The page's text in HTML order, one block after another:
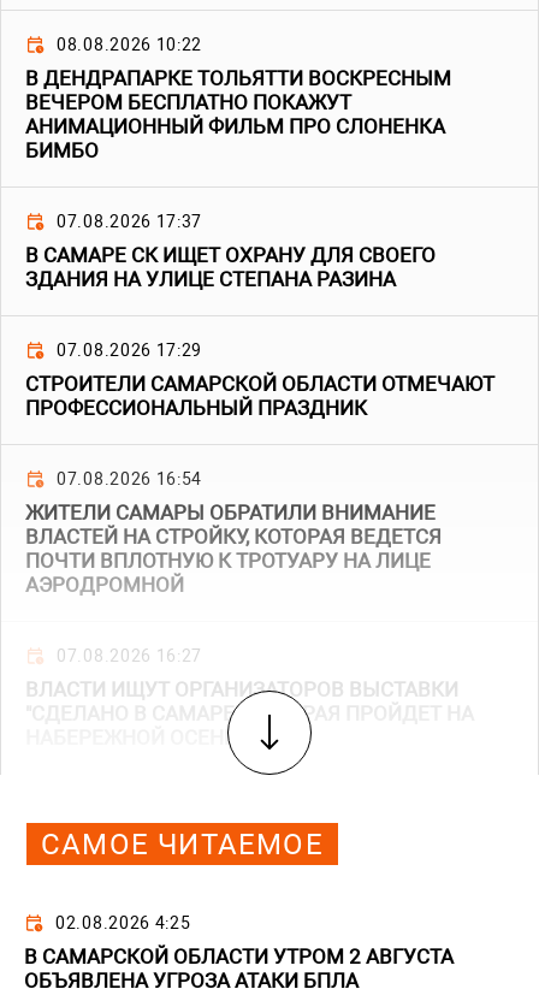
08.08.2026 10:22
В ДЕНДРАПАРКЕ ТОЛЬЯТТИ ВОСКРЕСНЫМ
ВЕЧЕРОМ БЕСПЛАТНО ПОКАЖУТ
АНИМАЦИОННЫЙ ФИЛЬМ ПРО СЛОНЕНКА
БИМБО
07.08.2026 17:37
В САМАРЕ СК ИЩЕТ ОХРАНУ ДЛЯ СВОЕГО
ЗДАНИЯ НА УЛИЦЕ СТЕПАНА РАЗИНА
07.08.2026 17:29
СТРОИТЕЛИ САМАРСКОЙ ОБЛАСТИ ОТМЕЧАЮТ
ПРОФЕССИОНАЛЬНЫЙ ПРАЗДНИК
07.08.2026 16:54
ЖИТЕЛИ САМАРЫ ОБРАТИЛИ ВНИМАНИЕ
ВЛАСТЕЙ НА СТРОЙКУ, КОТОРАЯ ВЕДЕТСЯ
ПОЧТИ ВПЛОТНУЮ К ТРОТУАРУ НА ЛИЦЕ
АЭРОДРОМНОЙ
07.08.2026 16:27
ВЛАСТИ ИЩУТ ОРГАНИЗАТОРОВ ВЫСТАВКИ
"СДЕЛАНО В САМАРЕ", КОТОРАЯ ПРОЙДЕТ НА
НАБЕРЕЖНОЙ ОСЕНЬЮ
САМОЕ ЧИТАЕМОЕ
02.08.2026 4:25
В САМАРСКОЙ ОБЛАСТИ УТРОМ 2 АВГУСТА
ОБЪЯВЛЕНА УГРОЗА АТАКИ БПЛА